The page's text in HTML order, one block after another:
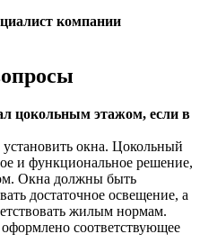
компании
цокольным этажом, если в
установить окна. Цокольный
и функциональное решение,
Окна должны быть
достаточное освещение, а
жилым нормам.
соответствующее